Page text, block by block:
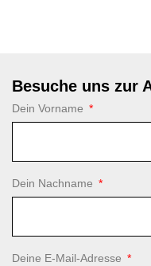
Besuche uns zur
Dein Vorname
Dein Nachname
Deine E-Mail-Adresse